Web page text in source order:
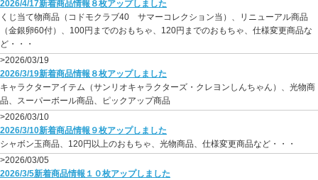
2026/4/17新着商品情報８枚アップしました
くじ当て物商品（コドモクラブ40 サマーコレクション当）、リニューアル商品
（金銀卵60付）、100円までのおもちゃ、120円までのおもちゃ、仕様変更商品な
ど・・・
>2026/03/19
2026/3/19新着商品情報８枚アップしました
キャラクターアイテム（サンリオキャラクターズ・クレヨンしんちゃん）、光物商
品、スーパーボール商品、ピックアップ商品
>2026/03/10
2026/3/10新着商品情報９枚アップしました
シャボン玉商品、120円以上のおもちゃ、光物商品、仕様変更商品など・・・
>2026/03/05
2026/3/5新着商品情報１０枚アップしました